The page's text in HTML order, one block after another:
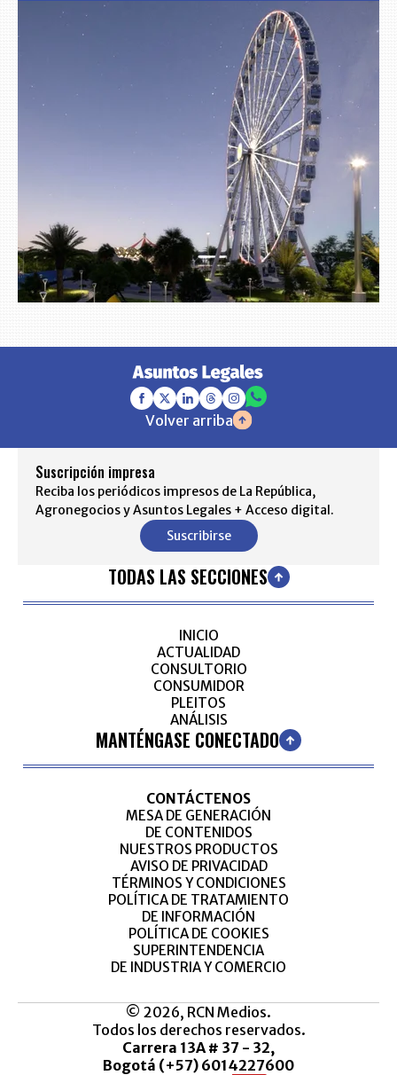
Volver arriba
Suscripción impresa
Reciba los periódicos impresos de La República,
Agronegocios y Asuntos Legales + Acceso digital.
Suscribirse
TODAS LAS SECCIONES
INICIO
ACTUALIDAD
CONSULTORIO
CONSUMIDOR
PLEITOS
ANÁLISIS
MANTÉNGASE CONECTADO
CONTÁCTENOS
MESA DE GENERACIÓN
DE CONTENIDOS
NUESTROS PRODUCTOS
AVISO DE PRIVACIDAD
TÉRMINOS Y CONDICIONES
POLÍTICA DE TRATAMIENTO
DE INFORMACIÓN
POLÍTICA DE COOKIES
SUPERINTENDENCIA
DE INDUSTRIA Y COMERCIO
© 2026, RCN Medios.
Todos los derechos reservados.
Carrera 13A # 37 - 32,
Bogotá (+57) 6014227600